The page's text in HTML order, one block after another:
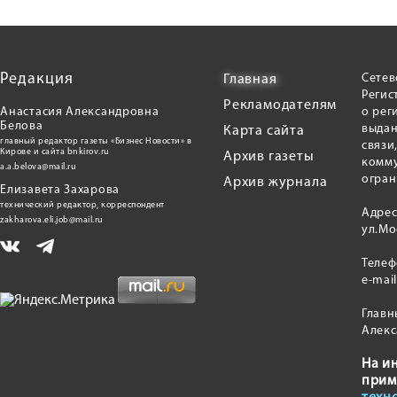
Редакция
Анастасия Александровна
Белова
главный редактор газеты «Бизнес Новости» в
Кирове и сайта bnkirov.ru
a.a.belova@mail.ru
Елизавета Захарова
технический редактор, корреспондент
zakharova.eli.job@mail.ru
Главная
Рекламодателям
Карта сайта
Архив газеты
Архив журнала
о
e-
На